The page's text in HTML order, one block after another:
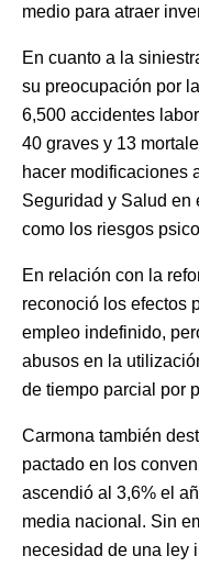
medio para atraer
En cuanto a la
su preocupación por
6,500 accidentes
40 graves y 13
hacer modificaciones
Seguridad y Salud en
como los riesgos
En relación con la
reconoció los efectos
empleo indefinido,
abusos en la
de tiempo parcial por
Carmona también
pactado en los
ascendió al 3,6% el
media nacional. Sin
necesidad de una ley